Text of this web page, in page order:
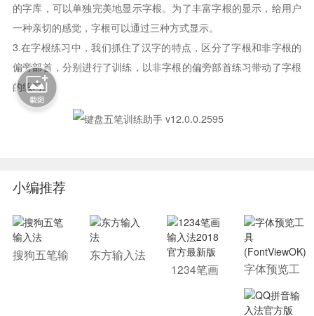
的字库，可以单独完美地显示字根。为了丰富字根的显示，给用户
一种亲切的感觉，字根可以通过三种方式显示。
3.在字根练习中，我们抓住了汉字的特点，区分了字根和非字根的
偏旁部首，分别进行了训练，以非字根的偏旁部首练习带动了字根
的练习。
小编推荐
搜狗五笔输
东方输入法
1234笔画
字体预览工
wOK)